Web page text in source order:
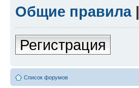
Общие правила|
Регистрация
Список форумов